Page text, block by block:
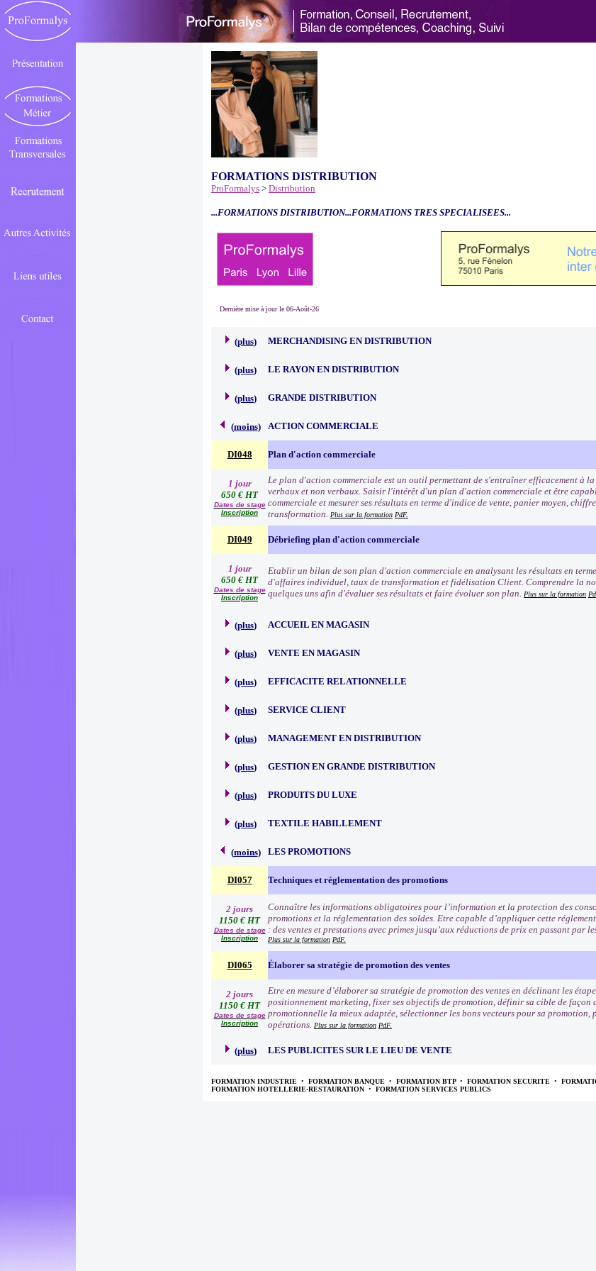
FORMATIONS DISTRIBUTION
ProFormalys > Distribution
...FORMATIONS DISTRIBUTION...FORMATIONS TRES SPECIALISEES...
Dernière mise à jour le 06-Août-26
(plus) MERCHANDISING EN DISTRIBUTION
(plus) LE RAYON EN DISTRIBUTION
(plus) GRANDE DISTRIBUTION
(moins) ACTION COMMERCIALE
DI048 Plan d'action commerciale
1 jour
650 € HT
Dates de stage
Inscription
Le plan d'action commerciale est un outil permettant de s'entraîner efficacement à la
verbaux et non verbaux. Saisir l'intérêt d'un plan d'action commerciale et être
commerciale et mesurer ses résultats en terme d'indice de vente, panier moyen,
transformation. Plus sur la formation PdF.
DI049 Débriefing plan d'action commerciale
1 jour
650 € HT
Dates de stage
Inscription
Etablir un bilan de son plan d'action commerciale en analysant les résultats en
d'affaires individuel, taux de transformation et fidélisation Client. Comprendre la
quelques uns afin d'évaluer ses résultats et faire évoluer son plan. Plus sur la formation
(plus) ACCUEIL EN MAGASIN
(plus) VENTE EN MAGASIN
(plus) EFFICACITE RELATIONNELLE
(plus) SERVICE CLIENT
(plus) MANAGEMENT EN DISTRIBUTION
(plus) GESTION EN GRANDE DISTRIBUTION
(plus) PRODUITS DU LUXE
(plus) TEXTILE HABILLEMENT
(moins) LES PROMOTIONS
DI057 Techniques et réglementation des promotions
2 jours
1150 € HT
Dates de stage
Inscription
Connaître les informations obligatoires pour l’information et la protection des
promotions et la réglementation des soldes. Etre capable d’appliquer cette
: des ventes et prestations avec primes jusqu’aux réductions de prix en passant par
Plus sur la formation PdF.
DI065 Élaborer sa stratégie de promotion des ventes
2 jours
1150 € HT
Dates de stage
Inscription
Etre en mesure d’élaborer sa stratégie de promotion des ventes en déclinant les
positionnement marketing, fixer ses objectifs de promotion, définir sa cible de façon
promotionnelle la mieux adaptée, sélectionner les bons vecteurs pour sa promotion,
opérations. Plus sur la formation PdF.
(plus) LES PUBLICITES SUR LE LIEU DE VENTE
FORMATION INDUSTRIE • FORMATION BANQUE • FORMATION BTP • FORMATION SECURITE •
FORMATION HOTELLERIE-RESTAURATION • FORMATION SERVICES PUBLICS